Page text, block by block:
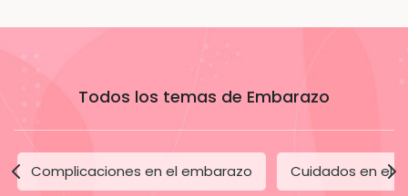
Todos los temas de Embarazo
Complicaciones en el embarazo Cuidados en el